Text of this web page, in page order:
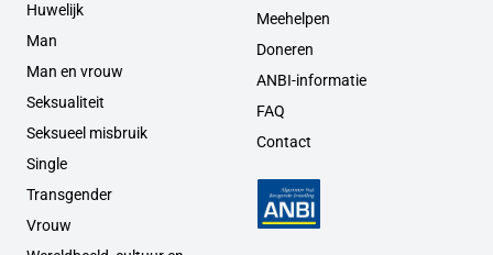
Huwelijk
Man
Man en vrouw
Seksualiteit
Seksueel misbruik
Single
Transgender
Vrouw
Meehelpen
Doneren
ANBI-informatie
FAQ
Contact